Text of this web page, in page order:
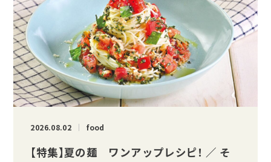
2026.08.02 food
【特集】夏の麺 ワンアップレシピ！ ／ そ